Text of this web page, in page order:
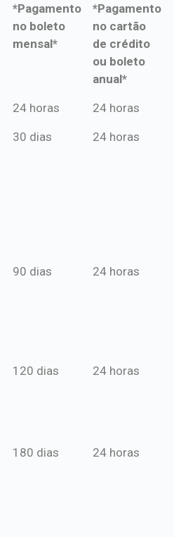
*Pagamento
no boleto
mensal*
*Pagamento
no cartão
de crédito
ou boleto
anual*
*Pagamento
mensal*
*Pagamento
de crédito
24 horas 24 horas
30 dias 24 horas
90 dias 24 horas
120 dias 24 horas
180 dias 24 horas